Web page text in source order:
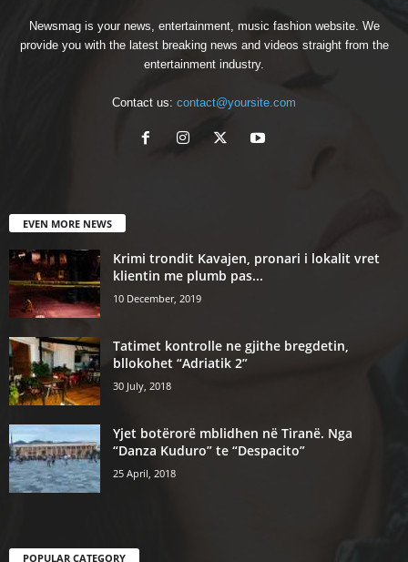
Newsmag is your news, entertainment, music fashion website. We
provide you with the latest breaking news and videos straight from the
entertainment industry.
Contact us: contact@yoursite.com
EVEN MORE NEWS
Krimi trondit Kavajen, pronari i lokalit vret
klientin me plumb pas...
10 December, 2019
Tatimet kontrolle ne gjithe bregdetin,
bllokohet “Adriatik 2”
30 July, 2018
Yjet botërorë mblidhen në Tiranë. Nga
“Danza Kuduro” te “Despacito”
25 April, 2018
POPULAR CATEGORY